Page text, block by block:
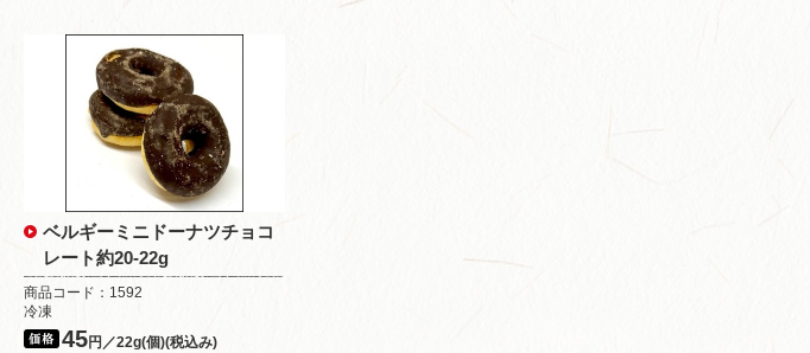
ベルギーミニドーナツチョコ
レート約20-22g
商品コード：1592
冷凍
45円／22g(個)(税込み)